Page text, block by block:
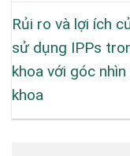
Rủi ro và lợi ích
sử dụng IPPs
khoa với góc nhìn
khoa